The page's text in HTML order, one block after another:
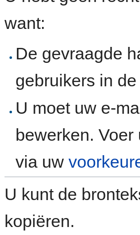
want:
De gevraagde
gebruikers in
U moet uw e-
bewerken.
via uw
U kunt de
kopiëren.